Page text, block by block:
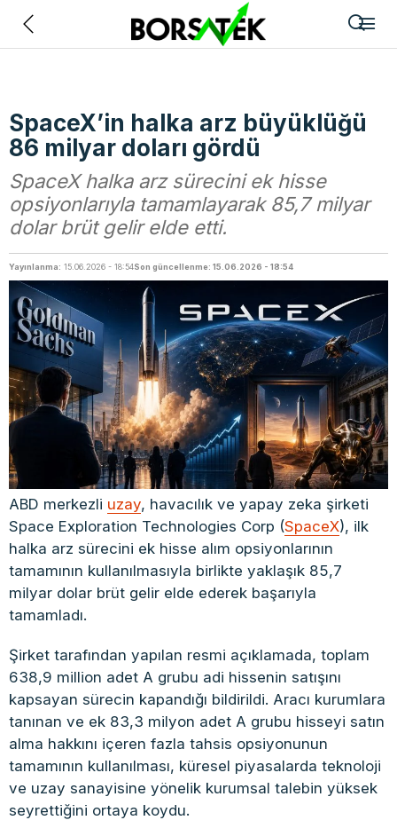
SpaceX’in halka arz büyüklüğü
86 milyar doları gördü
SpaceX halka arz sürecini ek hisse
opsiyonlarıyla tamamlayarak 85,7 milyar
dolar brüt gelir elde etti.
Yayınlanma: 15.06.2026 - 18:54Son güncellenme: 15.06.2026 - 18:54
ABD merkezli uzay, havacılık ve yapay zeka şirketi
Space Exploration Technologies Corp (SpaceX), ilk
halka arz sürecini ek hisse alım opsiyonlarının
tamamının kullanılmasıyla birlikte yaklaşık 85,7
milyar dolar brüt gelir elde ederek başarıyla
tamamladı.
Şirket tarafından yapılan resmi açıklamada, toplam
638,9 million adet A grubu adi hissenin satışını
kapsayan sürecin kapandığı bildirildi. Aracı kurumlara
tanınan ve ek 83,3 milyon adet A grubu hisseyi satın
alma hakkını içeren fazla tahsis opsiyonunun
tamamının kullanılması, küresel piyasalarda teknoloji
ve uzay sanayisine yönelik kurumsal talebin yüksek
seyrettiğini ortaya koydu.